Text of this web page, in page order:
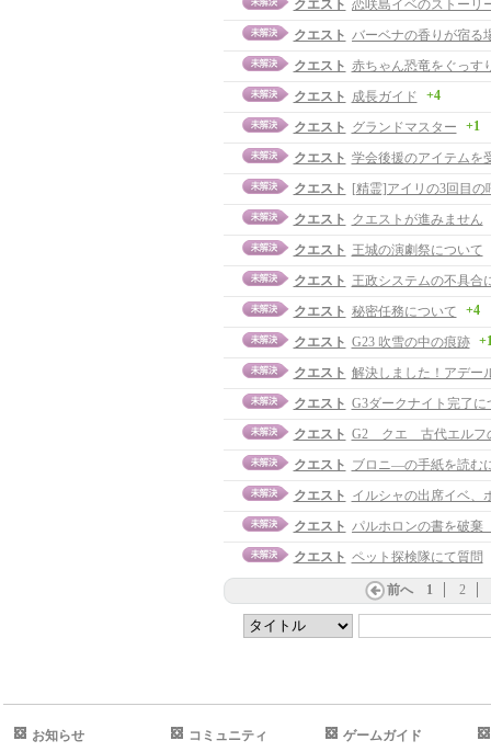
クエスト 恋咲島イベのストーリ
クエスト バーベナの香りが宿
クエスト 赤ちゃん恐竜をぐっす
クエスト 成長ガイド +4
クエスト グランドマスター +1
クエスト 学会後援のアイテムを
クエスト
[精霊]アイリの3回目
クエスト クエストが進みません
クエスト 王城の演劇祭について
クエスト 王政システムの不具合
クエスト 秘密任務について +4
クエスト G23 吹雪の中の痕跡
クエスト 解決しました！アデー
クエスト G3ダークナイト完了に
クエスト G2 クエ 古代エルフ
クエスト ブロニ―の手紙を読む
クエスト イルシャの出席イベ、
クエスト パルホロンの書を破棄
クエスト ペット探検隊にて質問
前へ 1 2
お知らせ コミュニティ ゲームガイド